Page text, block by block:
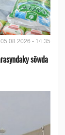
05.08.2026 - 14:35
söwda